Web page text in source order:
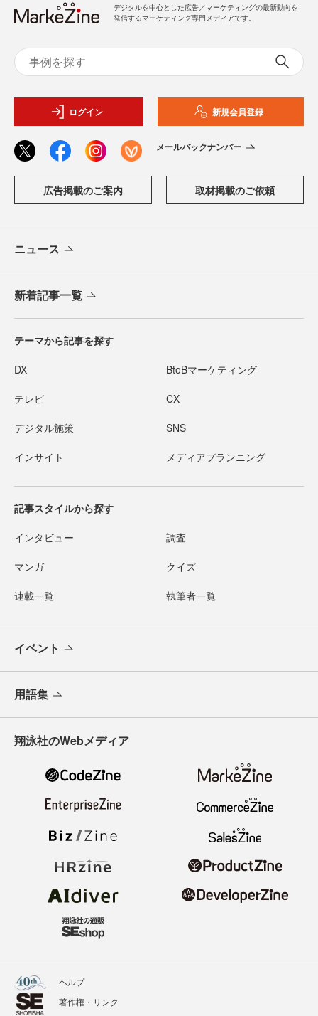
デジタルを中心とした広告／マーケティングの最新動向を
発信するマーケティング専門メディアです。
ログイン 新規会員登録
メールバックナンバー
広告掲載のご案内 取材掲載のご依頼
ニュース
新着記事一覧
テーマから記事を探す
DX BtoBマーケティング
テレビ CX
デジタル施策 SNS
インサイト メディアプランニング
記事スタイルから探す
インタビュー 調査
マンガ クイズ
連載一覧 執筆者一覧
イベント
用語集
翔泳社のWebメディア
ヘルプ
著作権・リンク